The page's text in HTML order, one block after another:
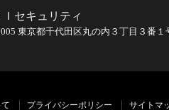
Ｉセキュリティ
東京都千代田区丸の内３丁目３番１
プライバシーポリシー サイトマ